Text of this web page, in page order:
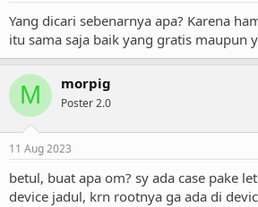
Yang dicari sebenarnya apa? Karena
itu sama saja baik yang gratis maupun
M morpig
Poster 2.0
11 Aug 2023
betul, buat apa om? sy ada case pake
device jadul, krn rootnya ga ada di